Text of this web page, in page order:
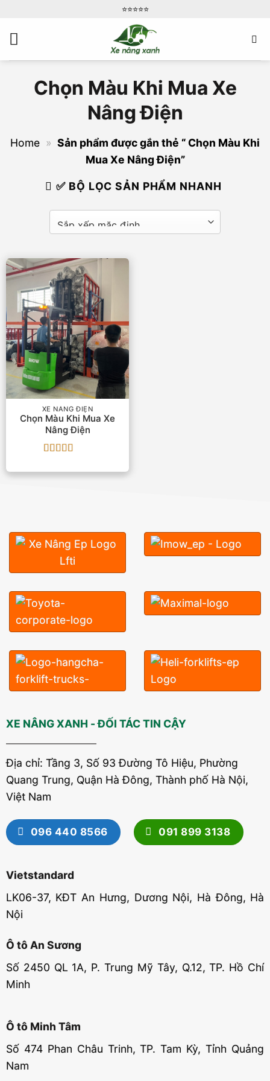
nội
dung
⭐️⭐️⭐️⭐️⭐️
Chọn Màu Khi Mua Xe
Nâng Điện
Home » Sản phẩm được gắn thẻ “ Chọn Màu Khi
Mua Xe Nâng Điện”
✅ BỘ LỌC SẢN PHẨM NHANH
XE NÂNG ĐIỆN
Chọn Màu Khi Mua Xe
Nâng Điện
hạng55 sao
XE NÂNG XANH - ĐỐI TÁC TIN CẬY
Địa chỉ: Tầng 3, Số 93 Đường Tô Hiệu, Phường
Quang Trung, Quận Hà Đông, Thành phố Hà Nội,
Việt Nam
096 440 8566 091 899 3138
Vietstandard
LK06-37, KĐT An Hưng, Dương Nội, Hà Đông, Hà
Nội
Ô tô An Sương
Số 2450 QL 1A, P. Trung Mỹ Tây, Q.12, TP. Hồ Chí
Minh
Ô tô Minh Tâm
Số 474 Phan Châu Trinh, TP. Tam Kỳ, Tỉnh Quảng
Nam